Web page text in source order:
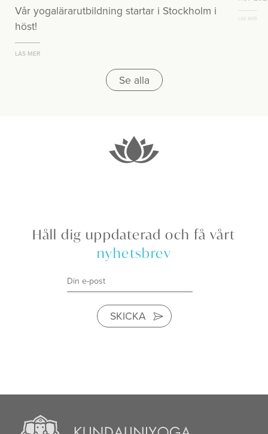
Vår yogalärarutbildning startar i Stockholm i
höst!
LÄS MER
LÄS MER
Se alla
Håll dig uppdaterad och få vårt
nyhetsbrev
SKICKA